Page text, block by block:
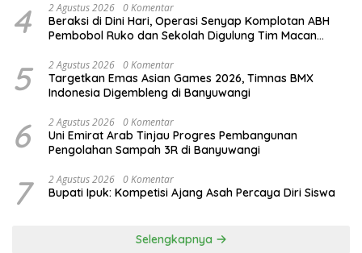
4 2 Agustus 2026 0 Komentar
Beraksi di Dini Hari, Operasi Senyap Komplotan ABH
Pembobol Ruko dan Sekolah Digulung Tim Macan
5 2 Agustus 2026 0 Komentar
Targetkan Emas Asian Games 2026, Timnas BMX
Indonesia Digembleng di Banyuwangi
6 2 Agustus 2026 0 Komentar
Uni Emirat Arab Tinjau Progres Pembangunan
Pengolahan Sampah 3R di Banyuwangi
7 2 Agustus 2026 0 Komentar
Bupati Ipuk: Kompetisi Ajang Asah Percaya Diri Siswa
Selengkapnya